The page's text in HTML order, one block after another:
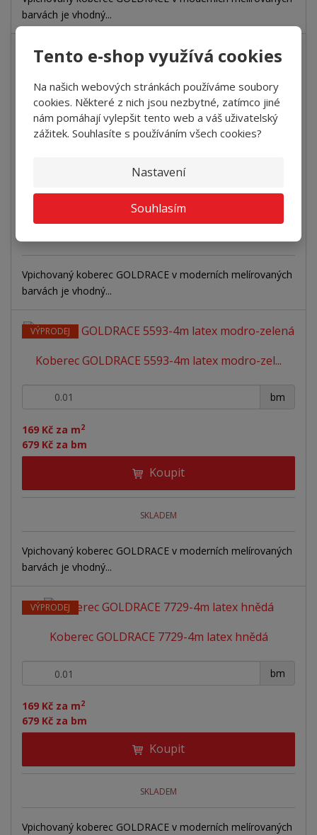
Tento e-shop využívá cookies
Na našich webových stránkách používáme soubory
cookies. Některé z nich jsou nezbytné, zatímco jiné
nám pomáhají vylepšit tento web a váš uživatelský
zážitek. Souhlasíte s používáním všech cookies?
Nastavení
Souhlasím
barvách je vhodný...
VÝPRODEJ
Koberec GOLDRACE 5507-4m latex modrá
bm
+
Koupit
SKLADEM
Vpichovaný koberec GOLDRACE v moderních melírovaných
barvách je vhodný...
VÝPRODEJ
Koberec GOLDRACE 5593-4m latex modro-zel...
169 Kč za m2
679 Kč za bm
bm
+ -
Koupit
SKLADEM
Vpichovaný koberec GOLDRACE v moderních melírovaných
barvách je vhodný...
VÝPRODEJ
Koberec GOLDRACE 7729-4m latex hnědá
169 Kč za m2
679 Kč za bm
bm
+ -
Koupit
SKLADEM
Vpichovaný koberec GOLDRACE v moderních melírovaných